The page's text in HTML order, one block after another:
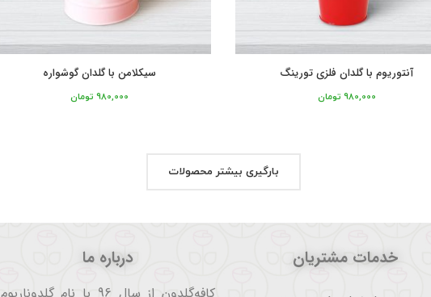
آنتوریوم با گلدان فلزی تورینگ
980,000 تومان
سیکلامن با گلدان گوشواره
980,000 تومان
بارگیری بیشتر محصولات
خدمات مشتریان درباره ما